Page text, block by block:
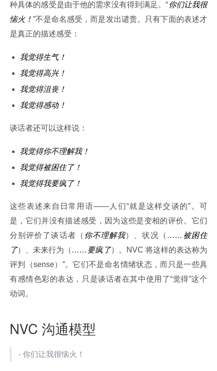
种具体的感受是由于他的需求没有得到满足。“你们让我很
恼火！”不是命名感受，而是发出谴责。只有下面的表述才
是真正的描述感受：
我觉得生气！
我觉得高兴！
我觉得沮丧！
我觉得感动！
谈话者还可以这样说：
我觉得你不理解我！
我觉得被困住了！
我觉得我要疯了！
这些表述来自日常用语——人们“就是这样交谈的”。可
是，它们并没有描述感受，因为这些是变相的评价。它们
分别评价了谈话者（ 你不理解我）、状况（ ……被困住
了）、未来行为（……要疯了）。NVC 将这样的表达称为
评判（sense）”。它们不是命名情绪状态，而只是一些具
有感情色彩的表达，只是谈话者在其中使用了“觉得”这个
动词。
NVC 沟通模型
- 你们让我很恼火！